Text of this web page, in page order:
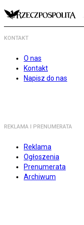
KONTAKT
O nas
Kontakt
Napisz do nas
REKLAMA I PRENUMERATA
Reklama
Ogłoszenia
Prenumerata
Archiwum